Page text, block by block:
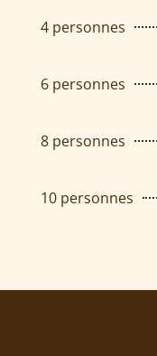
4 personnes
6 personnes
8 personnes
10 personnes